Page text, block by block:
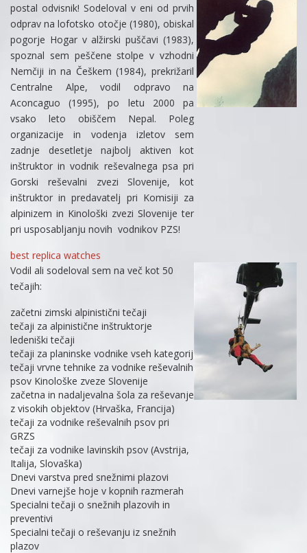
postal odvisnik! Sodeloval v eni od prvih
odprav na lofotsko otočje (1980), obiskal
pogorje Hogar v alžirski puščavi (1983),
spoznal sem peščene stolpe v vzhodni
Nemčiji in na Češkem (1984), prekrižaril
Centralne Alpe, vodil odpravo na
Aconcaguo (1995), po letu 2000 pa
vsako leto obiščem Nepal. Poleg
organizacije in vodenja izletov sem
zadnje desetletje najbolj aktiven kot
inštruktor in vodnik reševalnega psa pri
Gorski reševalni zvezi Slovenije, kot
inštruktor in predavatelj pri Komisiji za
alpinizem in Kinološki zvezi Slovenije ter
pri usposabljanju novih vodnikov PZS!
best replica watches
Vodil ali sodeloval sem na več kot 50
tečajih:
začetni zimski alpinistični tečaji
tečaji za alpinistične inštruktorje
ledeniški tečaji
tečaji za planinske vodnike vseh kategorij
tečaji vrvne tehnike za vodnike reševalnih
psov Kinološke zveze Slovenije
začetna in nadaljevalna šola za reševanje
z visokih objektov (Hrvaška, Francija)
tečaji za vodnike reševalnih psov pri
GRZS
tečaji za vodnike lavinskih psov (Avstrija,
Italija, Slovaška)
Dnevi varstva pred snežnimi plazovi
Dnevi varnejše hoje v kopnih razmerah
Specialni tečaji o snežnih plazovih in
preventivi
Specialni tečaji o reševanju iz snežnih
plazov